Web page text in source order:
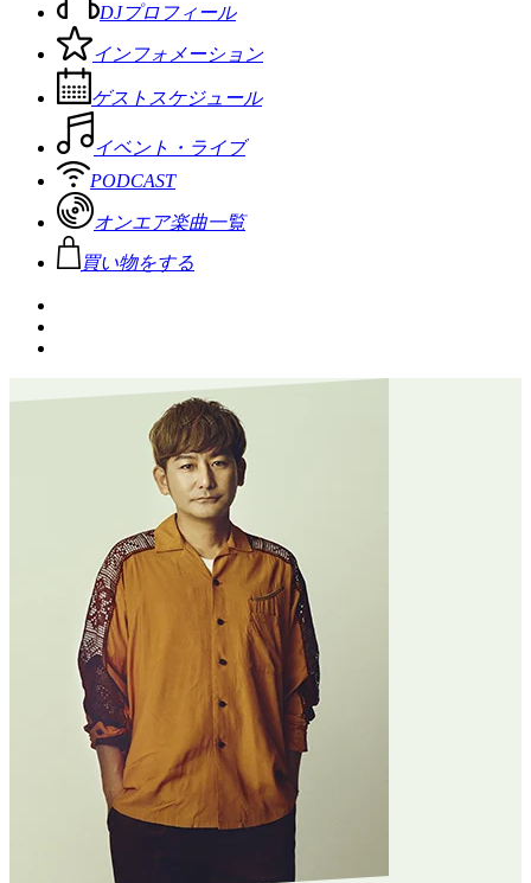
DJプロフィール
インフォメーション
ゲストスケジュール
イベント・ライブ
PODCAST
オンエア楽曲一覧
買い物をする